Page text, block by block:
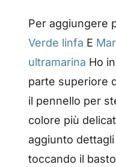
Per aggiungere
Verde linfa E
ultramarina Ho
parte superiore
il pennello per
colore più
aggiunto
toccando il